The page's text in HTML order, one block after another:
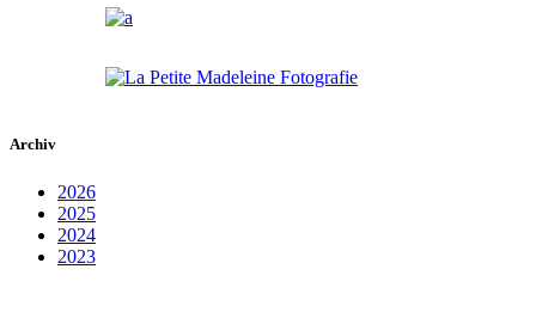
Archiv
2026
2025
2024
2023